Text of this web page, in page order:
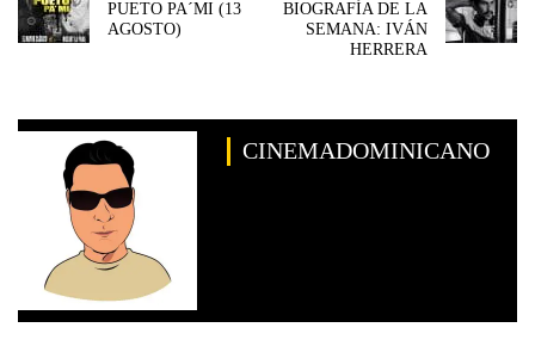
PUETO PA´MI (13
AGOSTO)
BIOGRAFÍA DE LA
SEMANA: IVÁN
HERRERA
CINEMADOMINICANO